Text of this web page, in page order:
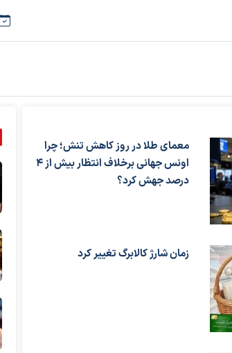
معمای طلا در روز کاهش تنش؛ چرا
اونس جهانی برخلاف انتظار بیش از ۴
درصد جهش کرد؟
زمان شارژ کالابرگ تغییر کرد